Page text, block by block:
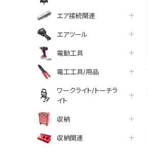
エア接続関連
エアツール
電動工具
電工工具/用品
ワークライト/トーチラ
イト
収納
収納関連